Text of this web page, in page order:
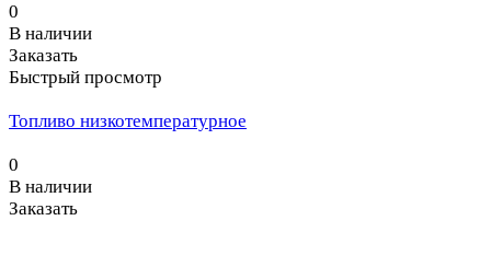
0
В наличии
Заказать
Быстрый просмотр
Топливо низкотемпературное
0
В наличии
Заказать